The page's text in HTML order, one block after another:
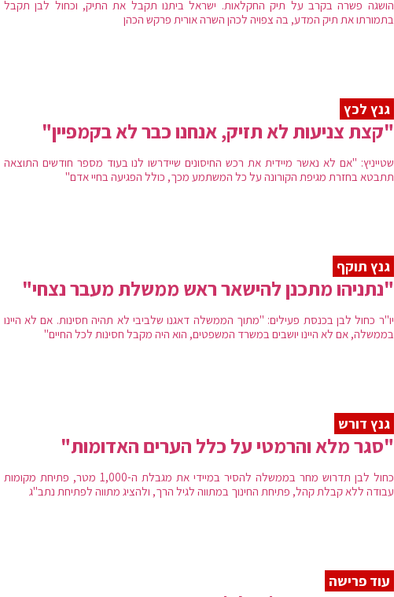
הושגה פשרה בקרב על תיק החקלאות. ישראל ביתנו תקבל את התיק, וכחול לבן תקבל
בתמורתו את תיק המדע, בה צפויה לכהן השרה אורית פרקש הכהן
גנץ לכץ
"קצת צניעות לא תזיק, אנחנו כבר לא בקמפיין"
שטייניץ: "‏אם לא נאשר מיידית את רכש החיסונים שיידרשו לנו בעוד מספר חודשים התוצאה
תתבטא בחזרת מגיפת הקורונה על כל המשתמע מכך, כולל הפגיעה בחיי אדם"
גנץ תוקף
"נתניהו מתכנן להישאר ראש ממשלת מעבר נצחי"
יו"ר כחול לבן בכנסת פעילים: "מתוך הממשלה דאגנו שלביבי לא תהיה חסינות. אם לא היינו
בממשלה, אם לא היינו יושבים במשרד המשפטים, הוא היה מקבל חסינות לכל החיים"
גנץ דורש
"סגר מלא והרמטי על כלל הערים האדומות"
כחול לבן תדרוש מחר בממשלה להסיר במיידי את מגבלת ה-1,000 מטר, פתיחת מקומות
עבודה ללא קבלת קהל, פתיחת החינוך במתווה לגיל הרך, ולהציג מתווה לפתיחת נתב"ג
עוד פרישה